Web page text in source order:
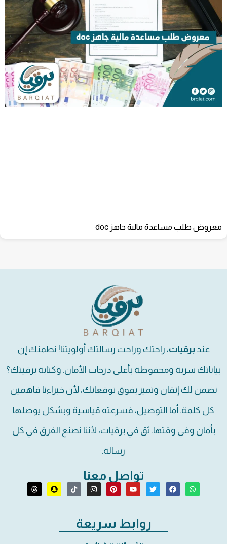
معروض طلب مساعدة مالية جاهز doc
عند برقيات، راحتك وراحت رسالتك أولويتنا! نطمنك إن
بياناتك سرية ومحفوظة بأعلى درجات الأمان. وكتابة برقيتك؟
نضمن لك إتقان وتميز يفوق توقعاتك، لأن خبراءنا فاهمين
كل كلمة. أما التوصيل، فسرعته قياسية وبشكل يوصلها
بأمان وفي وقتها. ثق في برقيات، لأننا نصنع الفرق في كل
رسالة.
تواصل معنا
روابط سريعة